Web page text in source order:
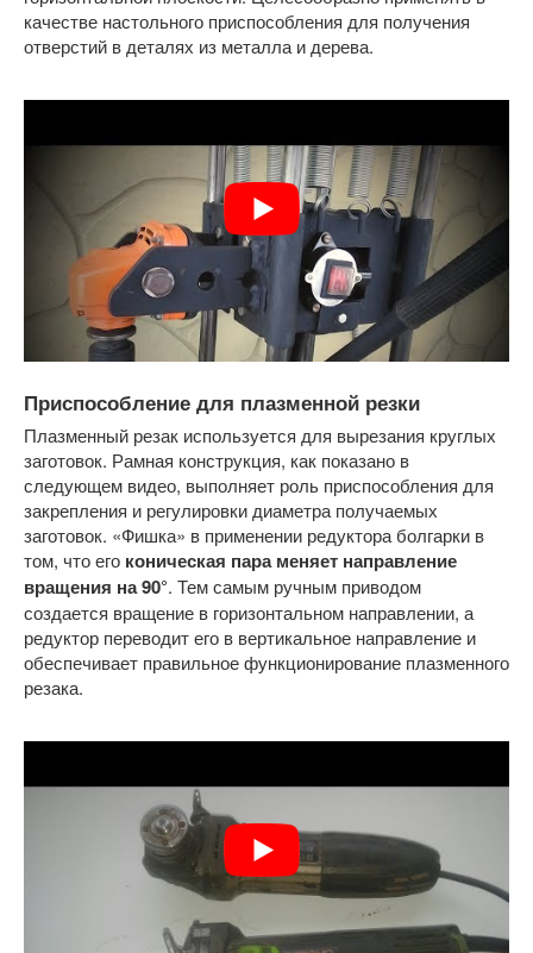
качестве настольного приспособления для получения
отверстий в деталях из металла и дерева.
Приспособление для плазменной резки
Плазменный резак используется для вырезания круглых
заготовок. Рамная конструкция, как показано в
следующем видео, выполняет роль приспособления для
закрепления и регулировки диаметра получаемых
заготовок. «Фишка» в применении редуктора болгарки в
том, что его коническая пара меняет направление
вращения на 90°. Тем самым ручным приводом
создается вращение в горизонтальном направлении, а
редуктор переводит его в вертикальное направление и
обеспечивает правильное функционирование плазменного
резака.